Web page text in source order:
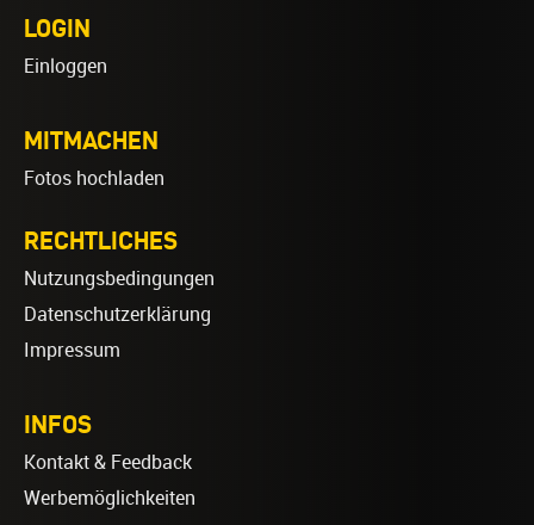
LOGIN
Einloggen
MITMACHEN
Fotos hochladen
RECHTLICHES
Nutzungsbedingungen
Datenschutzerklärung
Impressum
INFOS
Kontakt & Feedback
Werbemöglichkeiten